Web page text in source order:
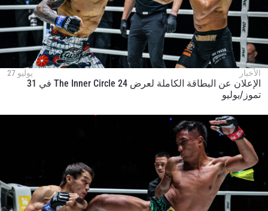
الأخبار يوليو 27
الإعلان عن البطاقة الكاملة لعرض The Inner Circle 24 في 31
تموز/يوليو